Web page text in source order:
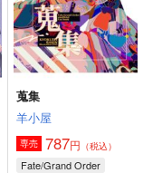
3日掲載
2日掲載
蒐集
羊小屋
専売 787円 （税込）
Fate/Grand Order